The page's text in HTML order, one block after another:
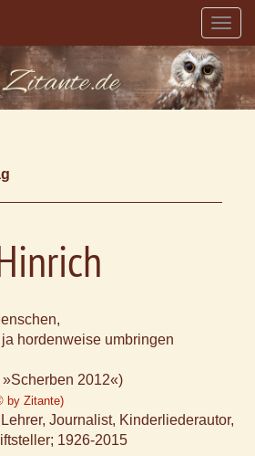
hordenweise umbringen
2012«)
by Zitante)
Journalist, Kinderliederautor,
1926-2015